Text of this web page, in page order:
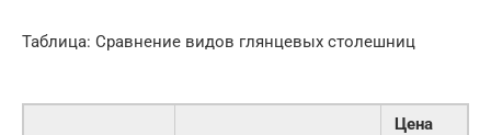
Таблица: Сравнение видов глянцевых столешниц
Цена